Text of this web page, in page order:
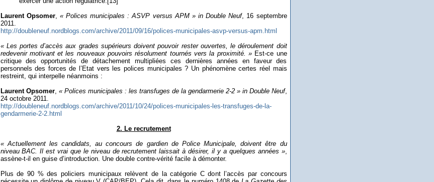
Laurent Opsomer, « Polices municipales : ASVP versus APM » in Double Neuf, 16 septembre
2011.
http://doubleneuf.nordblogs.com/archive/2011/09/16/polices-municipales-asvp-versus-apm.html
« Les portes d’accès aux grades supérieurs doivent pouvoir rester ouvertes, le déroulement doit
redevenir motivant et les nouveaux pouvoirs résolument tournés vers la proximité. »Est-ce une
critique des opportunités de détachement multipliées ces dernières années en faveur des
personnels des forces de l’Etat vers les polices municipales ? Un phénomène certes réel mais
restreint, qui interpelle néanmoins :
Laurent Opsomer, « Polices municipales : les transfuges de la gendarmerie 2-2 » in Double Neuf,
24 octobre 2011.
http://doubleneuf.nordblogs.com/archive/2011/10/24/polices-municipales-les-transfuges-de-la-
gendarmerie-2-2.html
2. Le recrutement
« Actuellement les candidats, au concours de gardien de Police Municipale, doivent être du
niveau BAC. Il est vrai que le niveau de recrutement laissait à désirer, il y a quelques années »,
assène-t-il en guise d’introduction. Une double contre-vérité facile à démonter.
Plus de 90 % des policiers municipaux relèvent de la catégorie C dont l’accès par concours